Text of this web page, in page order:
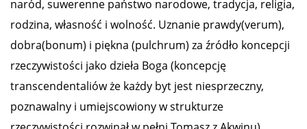
naród, suwerenne państwo narodowe, tradycja, religia,
rodzina, własność i wolność. Uznanie prawdy(verum),
dobra(bonum) i piękna (pulchrum) za źródło koncepcji
rzeczywistości jako dzieła Boga (koncepcję
transcendentaliów że każdy byt jest niesprzeczny,
poznawalny i umiejscowiony w strukturze